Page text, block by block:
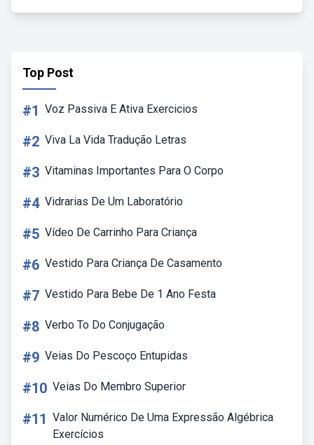
Top Post
#1 Voz Passiva E Ativa Exercicios
#2 Viva La Vida Tradução Letras
#3 Vitaminas Importantes Para O Corpo
#4 Vidrarias De Um Laboratório
#5 Vídeo De Carrinho Para Criança
#6 Vestido Para Criança De Casamento
#7 Vestido Para Bebe De 1 Ano Festa
#8 Verbo To Do Conjugação
#9 Veias Do Pescoço Entupidas
#10 Veias Do Membro Superior
#11 Valor Numérico De Uma Expressão Algébrica
Exercícios